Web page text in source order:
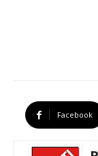
Facebook